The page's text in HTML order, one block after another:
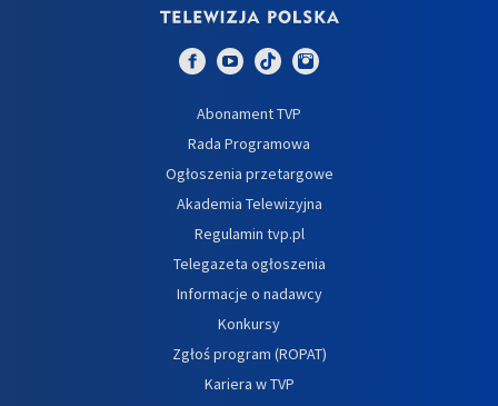
Abonament TVP
Rada Programowa
Ogłoszenia przetargowe
Akademia Telewizyjna
Regulamin tvp.pl
Telegazeta ogłoszenia
Informacje o nadawcy
Konkursy
Zgłoś program (ROPAT)
Kariera w TVP